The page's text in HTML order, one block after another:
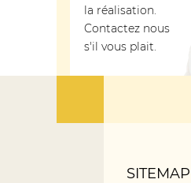
la réalisation.
Contactez nous
s'il vous plait.
SITEMAP